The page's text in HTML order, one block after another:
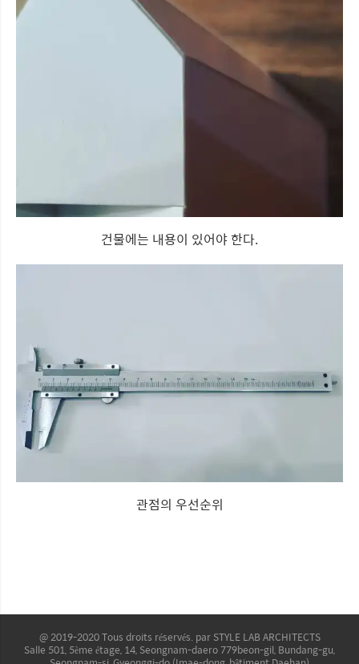
건물에는 내용이 있어야 한다.
관점의 우선순위
@ 2019-2020 Tous droits réservés. par STYLE LAB ARCHITECTS
Salle 501, 5ème étage, 14, Seongnam-daero 779beon-gil, Bundang-gu,